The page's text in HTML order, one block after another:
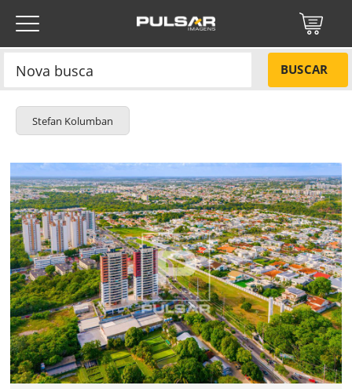
BUSCAR
Stefan Kolumban
Título do projeto
Tipo de projeto
Selecione
Códigos
Título do projeto
Esqueci a senha
ENVIAR
Protegido por reCAPTCHA —Privacidade·Termos
NÃO
SIM
Título do projeto
Tipo de projeto
Selecione
Tamanho PR$ 57,00
Tamanho MR$ 114,00
Tamanho GR$ 171,00